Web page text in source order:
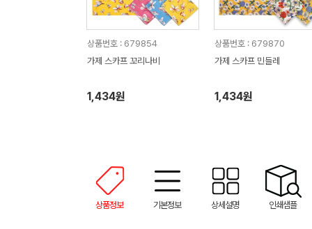
상품번호 : 679854
가제 스카프 꼬리나비
1,434원
상품번호 : 679870
가제 스카프 민들레
1,434원
상품정보 기본정보 상세설명 인쇄샘플